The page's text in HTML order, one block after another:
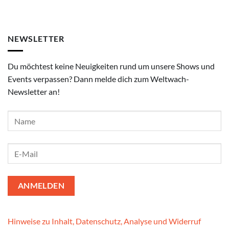
NEWSLETTER
Du möchtest keine Neuigkeiten rund um unsere Shows und
Events verpassen? Dann melde dich zum Weltwach-
Newsletter an!
Hinweise zu Inhalt, Datenschutz, Analyse und Widerruf